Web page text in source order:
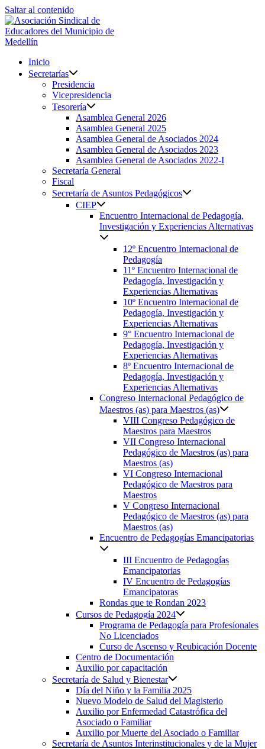
Saltar al contenido
Inicio
Secretarías
Presidencia
Vicepresidencia
Tesorería
Asamblea General 2026
Asamblea General 2025
Asamblea General de Asociados 2024
Asamblea General de Asociados 2023
Asamblea General de Asociados 2022-I
Secretaría General
Fiscal
Secretaría de Asuntos Pedagógicos
CIEP
Encuentro Internacional de Pedagogía,
Investigación y Experiencias Alternativas
12º Encuentro Internacional de
Pedagogía
11º Encuentro Internacional de
Pedagogía, Investigación y
Experiencias Alternativas
10º Encuentro Internacional de
Pedagogía, Investigación y
Experiencias Alternativas
9° Encuentro Internacional de
Pedagogía, Investigación y
Experiencias Alternativas
8º Encuentro Internacional de
Pedagogía, Investigación y
Experiencias Alternativas
Congreso Internacional Pedagógico de
Maestros (as) para Maestros (as)
VIII Congreso Pedagógico de
Maestros para Maestros
VII Congreso Internacional
Pedagógico de Maestros (as) para
Maestros (as)
VI Congreso Internacional
Pedagógico de Maestros para
Maestros
V Congreso Internacional
Pedagógico de Maestros (as) para
Maestros (as)
Encuentro de Pedagogías Emancipatorias
III Encuentro de Pedagogías
Emancipatorias
IV Encuentro de Pedagogías
Emancipatoras
Rondas que te Rondan 2023
Cursos de Pedagogía 2024
Programa de Pedagogía para Profesionales
No Licenciados
Curso de Ascenso y Reubicación Docente
Centro de Documentación
Auxilio por capacitación
Secretaría de Salud y Bienestar
Día del Niño y la Familia 2025
Nuevo Modelo de Salud del Magisterio
Auxilio por Enfermedad Catastrófica del
Asociado o Familiar
Auxilio por Muerte del Asociado o Familiar
Secretaría de Asuntos Interinstitucionales y de la Mujer